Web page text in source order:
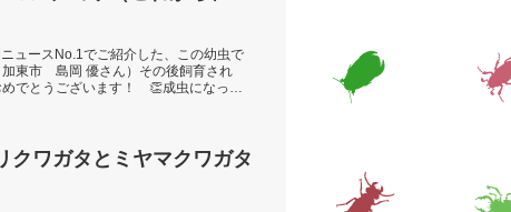
ュースNo.1でご紹介した、この幼虫で
東市 島岡 優さん）その後飼育され
でとうございます！ 👏成虫になった
クワガタとミヤマクワガタ